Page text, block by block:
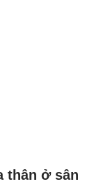
thân ở sân